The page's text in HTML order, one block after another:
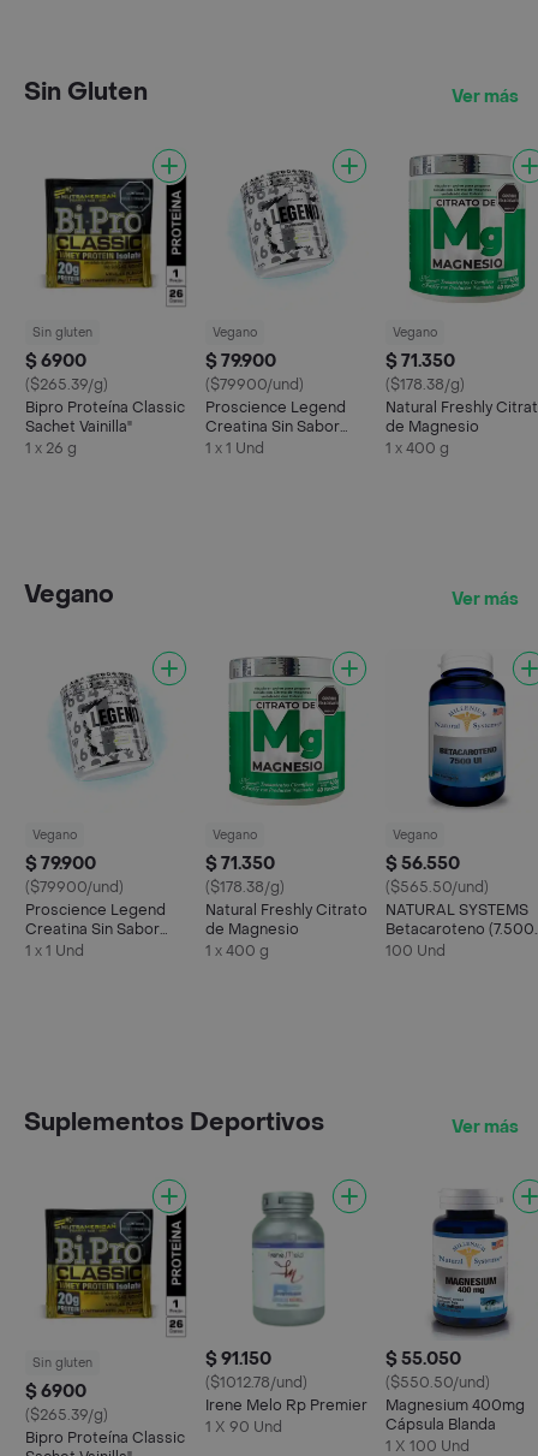
Sin Gluten Ver más
Sin gluten
$ 6900
($265.39/g)
Bipro Proteína Classic
Sachet Vainilla"
1 x 26 g
Vegano
$ 79.900
($79900/und)
Proscience Legend
Creatina Sin Sabor
Creapure
1 x 1 Und
Vegano
$ 71.350
($178.38/g)
Natural Freshly
de Magnesio
1 x 400 g
Vegano Ver más
Vegano
$ 79.900
($79900/und)
Proscience Legend
Creatina Sin Sabor
Creapure
1 x 1 Und
Vegano
$ 71.350
($178.38/g)
Natural Freshly Citrato
de Magnesio
1 x 400 g
Vegano
$ 56.550
($565.50/und)
NATURAL SYSTEMS
Betacaroteno (7.500
Ui)
100 Und
Suplementos Deportivos Ver más
Sin gluten
$ 6900
($265.39/g)
Bipro Proteína Classic
$ 91.150
($1012.78/und)
Irene Melo Rp Premier
1 X 90 Und
$ 55.050
($550.50/und)
Magnesium 400mg
Cápsula Blanda
1 X 100 Und